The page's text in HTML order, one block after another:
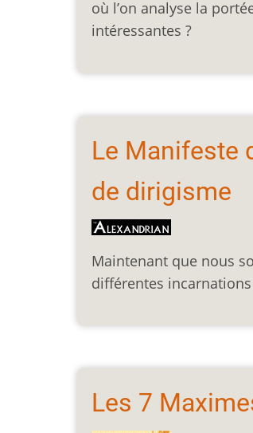
où l’on analyse la
intéressantes ?
Le Manifeste
de dirigisme
Maintenant que nous
différentes incarnations
Les 7